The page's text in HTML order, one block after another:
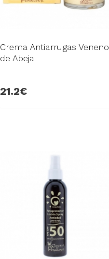
Crema Antiarrugas Veneno
de Abeja
21.2